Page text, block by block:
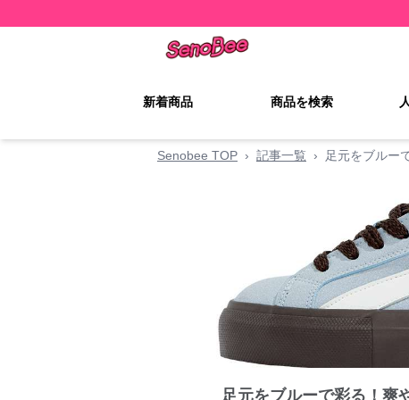
新着商品 商品を検索
Senobee TOP › 記事一覧 › 足元をブルー
足元をブルーで彩る！爽